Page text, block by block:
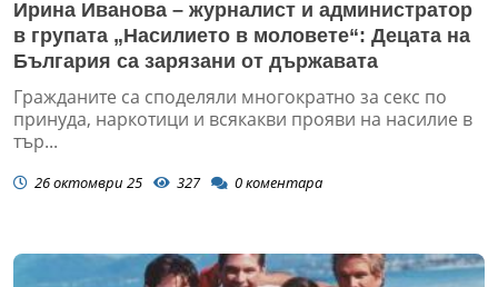
Ирина Иванова – журналист и администратор
в групата „Насилието в моловете“: Децата на
България са зарязани от държавата
Гражданите са споделяли многократно за секс по
принуда, наркотици и всякакви прояви на насилие в
тър...
26 октомври 25 327 0коментара